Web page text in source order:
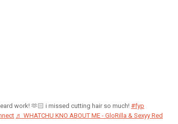
work! 🫶🏻 i missed cutting hair so much! #fyp
♬ WHATCHU KNO ABOUT ME - GloRilla & Sexyy Red